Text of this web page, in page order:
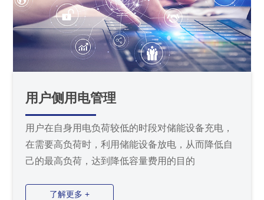
用户侧用电管理
用户在自身用电负荷较低的时段对储能设备充电，
在需要高负荷时，利用储能设备放电，从而降低自
己的最高负荷，达到降低容量费用的目的
了解更多 +